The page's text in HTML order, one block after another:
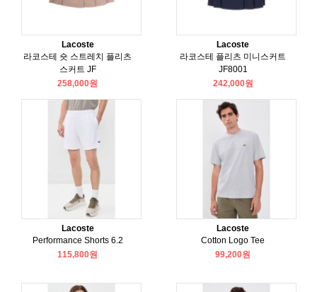
Lacoste
라코스테 숏 스트레치 플리츠
스커트 JF
258,000원
Lacoste
라코스테 플리츠 미니스커트
JF8001
242,000원
Lacoste
Performance Shorts 6.2
115,800원
Lacoste
Cotton Logo Tee
99,200원